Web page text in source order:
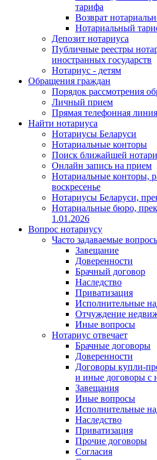
тарифа
Возврат
Нотариальный
Депозит нотариуса
Публичные реестры
иностранных государств
Нотариус - детям
Обращения граждан
Порядок рассмотрения
Личный прием
Прямая телефонная линия
Найти нотариуса
Нотариусы Беларуси
Нотариальные конторы
Поиск ближайшей
Онлайн запись на прием
Нотариальные конторы,
воскресенье
Нотариусы Беларуси,
Нотариальные бюро,
1.01.2026
Вопрос нотариусу
Часто задаваемые
Завещание
Доверенности
Брачный договор
Наследство
Приватизация
Исполнительные
Отчуждение
Иные вопросы
Нотариус отвечает
Брачные договоры
Доверенности
Договоры купли-
и иные договоры с
Завещания
Иные вопросы
Исполнительные
Наследство
Приватизация
Прочие договоры
Согласия